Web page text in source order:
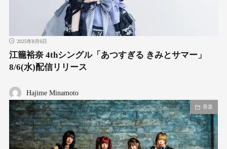
2025年8月6日
江籠裕奈 4thシングル「あつすぎる きみとサマー」
8/6(水)配信リリース
Hajime Minamoto
音楽